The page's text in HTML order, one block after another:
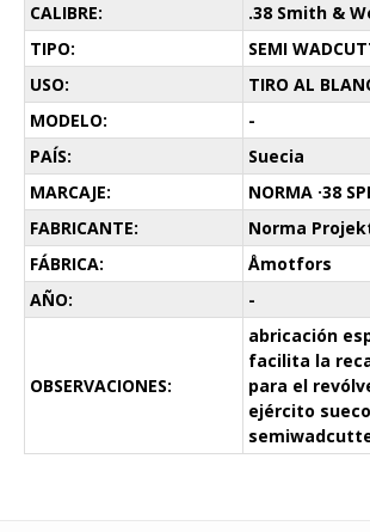
CALIBRE:
.38 Smith &
TIPO:
SEMI
USO:
TIRO AL
MODELO:
-
PAÍS:
Suecia
MARCAJE:
NORMA ·38
FABRICANTE:
Norma
FÁBRICA:
Åmotfors
AÑO:
-
OBSERVACIONES:
abricación
facilita la
para el
ejército